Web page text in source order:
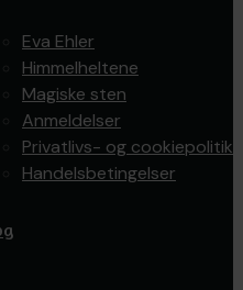
Eva Ehler
Himmelheltene
Magiske sten
Anmeldelser
Privatlivs- og cookiepolitik
Handelsbetingelser